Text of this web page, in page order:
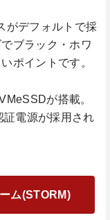
がデフォルトで採
ブラック・ホワ
ポイントです。
が搭載。
電源が採用され
ム(STORM)